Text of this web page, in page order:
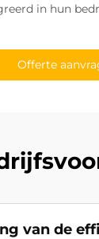
in hun
Offerte
van de